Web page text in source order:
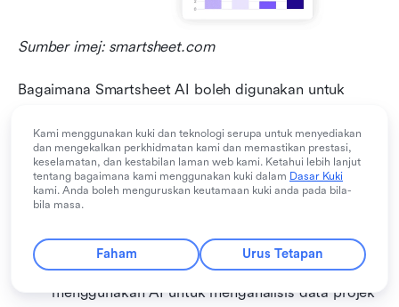
Sumber imej: smartsheet.com
Bagaimana Smartsheet AI boleh digunakan untuk
Aliran kerja automatik: Ciri automasi Smartsheet
yang dipacu oleh AI membolehkan pengguna
mencipta aliran kerja tersuai yang
mengautomasikan tugasan berulang dan
mempermudah proses.
Analisis data dan pelaporan: Smartsheet
menggunakan AI untuk menganalisis data projek
Kami menggunakan kuki dan teknologi serupa untuk menyediakan
dan mengekalkan perkhidmatan kami dan memastikan prestasi,
keselamatan, dan kestabilan laman web kami. Ketahui lebih lanjut
tentang bagaimana kami menggunakan kuki dalam Dasar Kuki
kami. Anda boleh menguruskan keutamaan kuki anda pada bila-
bila masa.
Faham Urus Tetapan